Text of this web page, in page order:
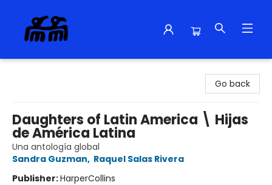
Go back
Daughters of Latin America \ Hijas
de América Latina
Una antología global
Sandra Guzman, Raquel Salas Rivera
Publisher:HarperCollins